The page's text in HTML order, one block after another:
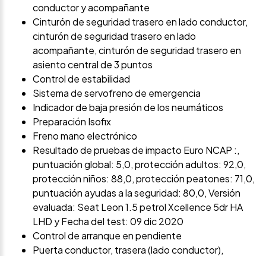
conductor y acompañante
Cinturón de seguridad trasero en lado conductor,
cinturón de seguridad trasero en lado
acompañante, cinturón de seguridad trasero en
asiento central de 3 puntos
Control de estabilidad
Sistema de servofreno de emergencia
Indicador de baja presión de los neumáticos
Preparación Isofix
Freno mano electrónico
Resultado de pruebas de impacto Euro NCAP :,
puntuación global: 5,0, protección adultos: 92,0,
protección niños: 88,0, protección peatones: 71,0,
puntuación ayudas a la seguridad: 80,0, Versión
evaluada: Seat Leon 1.5 petrol Xcellence 5dr HA
LHD y Fecha del test: 09 dic 2020
Control de arranque en pendiente
Puerta conductor, trasera (lado conductor),